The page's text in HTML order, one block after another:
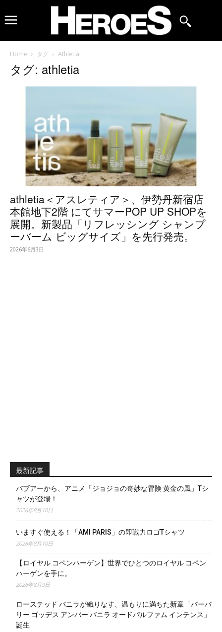
Home タグ Athletia
タグ: athletia
athletia＜アスレティア＞、伊勢丹新宿店
本館地下2階 にてサマーPOP UP SHOPを
展開。新製品「リフレッシング シャンプ
ーバーム ビッグサイズ」を先行発売。
2026年6月3日
最新記事
バブアーから、アニメ「ジョジョの奇妙な冒険 黄金の風」Tシ
ャツが登場！
2026年8月10日
いますぐ使える！「AMI PARIS」の即戦力ロゴTシャツ
2026年8月10日
【ロイヤル コペンハーゲン】世界でひとつのロイヤル コペン
ハーゲンを手に。
2026年8月9日
ローステッド バニラが織りなす、温もりに満ちた新章「バーバ
リー ゴッデス アンバー バニラ オードパルファム インテンス」
誕生